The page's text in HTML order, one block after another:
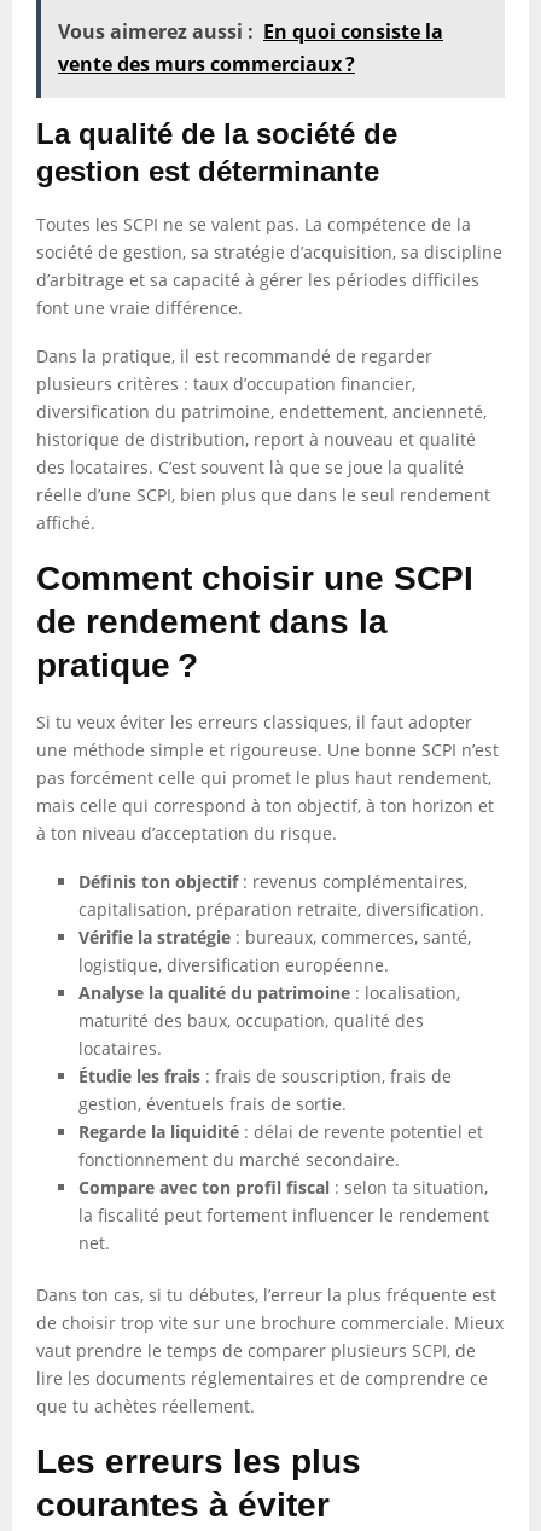
Vous aimerez aussi : En quoi consiste la
vente des murs commerciaux ?
La qualité de la société de
gestion est déterminante
Toutes les SCPI ne se valent pas. La compétence de la
société de gestion, sa stratégie d’acquisition, sa discipline
d’arbitrage et sa capacité à gérer les périodes difficiles
font une vraie différence.
Dans la pratique, il est recommandé de regarder
plusieurs critères : taux d’occupation financier,
diversification du patrimoine, endettement, ancienneté,
historique de distribution, report à nouveau et qualité
des locataires. C’est souvent là que se joue la qualité
réelle d’une SCPI, bien plus que dans le seul rendement
affiché.
Comment choisir une SCPI
de rendement dans la
pratique ?
Si tu veux éviter les erreurs classiques, il faut adopter
une méthode simple et rigoureuse. Une bonne SCPI n’est
pas forcément celle qui promet le plus haut rendement,
mais celle qui correspond à ton objectif, à ton horizon et
à ton niveau d’acceptation du risque.
Définis ton objectif: revenus complémentaires,
capitalisation, préparation retraite, diversification.
Vérifie la stratégie : bureaux, commerces, santé,
logistique, diversification européenne.
Analyse la qualité du patrimoine : localisation,
maturité des baux, occupation, qualité des
locataires.
Étudie les frais : frais de souscription, frais de
gestion, éventuels frais de sortie.
Regarde la liquidité : délai de revente potentiel et
fonctionnement du marché secondaire.
Compare avec ton profil fiscal : selon ta situation,
la fiscalité peut fortement influencer le rendement
net.
Dans ton cas, si tu débutes, l’erreur la plus fréquente est
de choisir trop vite sur une brochure commerciale. Mieux
vaut prendre le temps de comparer plusieurs SCPI, de
lire les documents réglementaires et de comprendre ce
que tu achètes réellement.
Les erreurs les plus
courantes à éviter